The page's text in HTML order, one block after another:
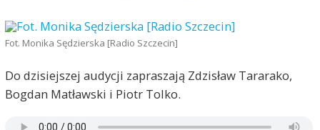
Fot. Monika Sędzierska [Radio Szczecin]
Do dzisiejszej audycji zapraszają Zdzisław Tararako,
Bogdan Matławski i Piotr Tolko.